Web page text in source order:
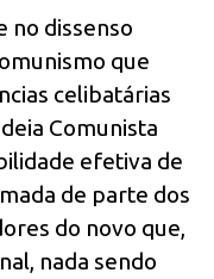
no dissenso
que
celibatárias
Comunista
efetiva de
de parte dos
do novo que,
nada sendo